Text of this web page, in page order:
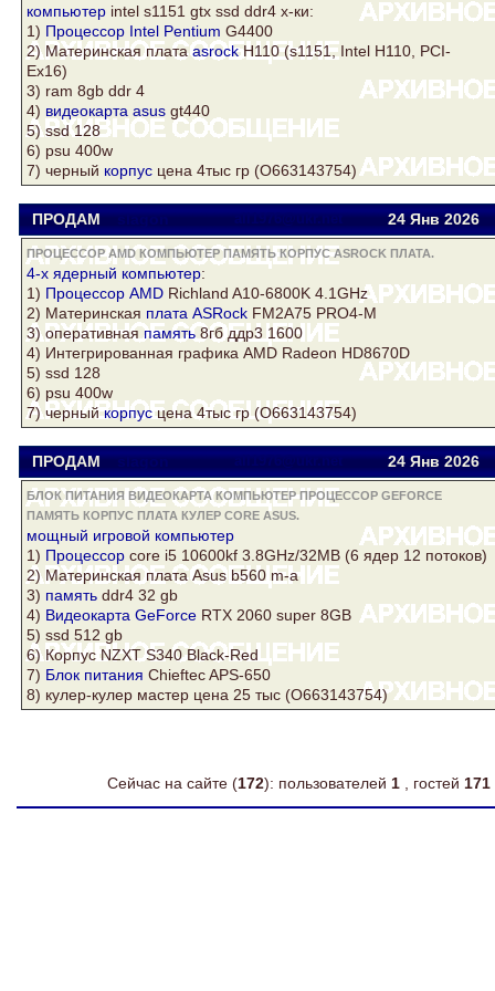
компьютер intel s1151 gtx ssd ddr4 х-ки:
1) Процессор Intel Pentium G4400
2) Материнскаяплата asrockH110 (s1151, Intel H110, PCI-
Ex16)
3) ram 8gb ddr 4
4) видеокарта asus gt440
5) ssd 128
6) psu 400w
7) черный корпус цена 4тыс гр (О663143754)
ПРОДАМ slagon all1976@ukr.net 24 Янв2026
ПРОЦЕССОР AMD КОМПЬЮТЕР ПАМЯТЬ КОРПУС ASROCK ПЛАТА.
4-х ядерный компьютер:
1) Процессор AMD Richland A10-6800K 4.1GHz
2) Материнская плата ASRock FM2A75 PRO4-M
3) оперативнаяпамять8гб ддр3 1600
4) Интегрированная графика AMD Radeon HD8670D
5) ssd 128
6) psu 400w
7) черныйкорпусцена 4тыс гр (О663143754)
ПРОДАМ slagon all1976@ukr.net 24 Янв2026
БЛОК ПИТАНИЯ ВИДЕОКАРТА КОМПЬЮТЕР ПРОЦЕССОР GEFORCE
ПАМЯТЬ КОРПУС ПЛАТА КУЛЕР CORE ASUS.
мощный игровой компьютер
1) Процессор core i5 10600kf 3.8GHz/32MB (6 ядер 12 потоков)
2) Материнскаяплата Asusb560 m-a
3) память ddr4 32 gb
4) Видеокарта GeForce RTX 2060 super 8GB
5) ssd 512 gb
6)КорпусNZXT S340 Black-Red
7) Блок питания Chieftec APS-650
8) кулер-кулер мастер цена 25 тыс (О663143754)
Сейчас на сайте (172): пользователей 1 , гостей 171